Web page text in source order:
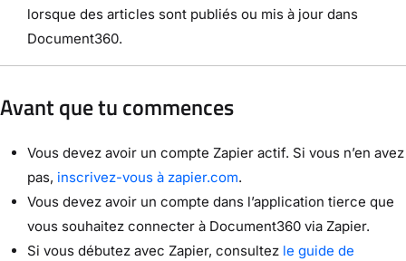
lorsque des articles sont publiés ou mis à jour dans
Document360.
Avant que tu commences
Vous devez avoir un compte Zapier actif. Si vous n’en avez
pas, inscrivez-vous à zapier.com.
Vous devez avoir un compte dans l’application tierce que
vous souhaitez connecter à Document360 via Zapier.
Si vous débutez avec Zapier, consultez le guide de